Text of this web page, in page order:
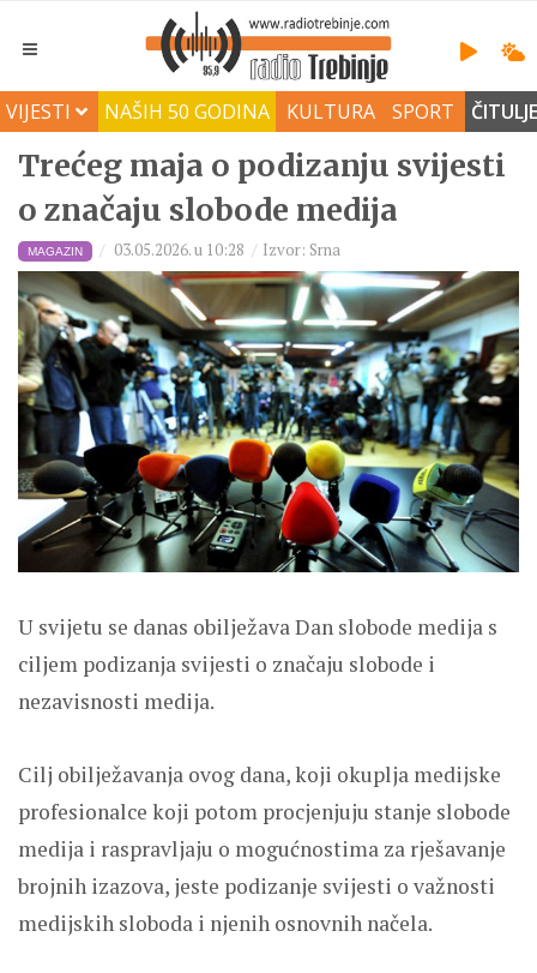
VIJESTI NAŠIH 50 GODINA KULTURA SPORT ČITULJE
Trećeg maja o podizanju svijesti
o značaju slobode medija
MAGAZIN 03.05.2026. u 10:28 Izvor: Srna
U svijetu se danas obilježava Dan slobode medija s
ciljem podizanja svijesti o značaju slobode i
nezavisnosti medija.
Cilj obilježavanja ovog dana, koji okuplja medijske
profesionalce koji potom procjenjuju stanje slobode
medija i raspravljaju o mogućnostima za rješavanje
brojnih izazova, jeste podizanje svijesti o važnosti
medijskih sloboda i njenih osnovnih načela.